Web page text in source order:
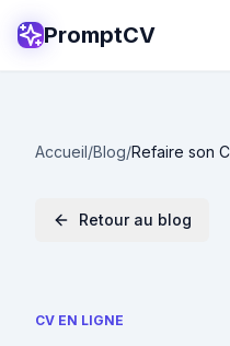
PromptCV
Accueil/Blog/Refaire son
Retour au blog
CV EN LIGNE